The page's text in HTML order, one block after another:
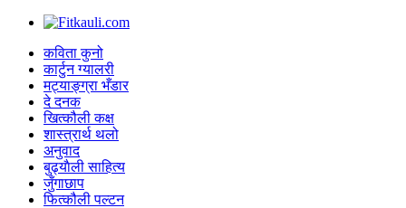
कविता कुनो
कार्टुन ग्यालरी
मट्याङ्ग्रा भँडार
दे दनक
खित्कौली कक्ष
शास्त्रार्थ थलो
अनुवाद
बुढ्याैली साहित्य
जुँगाछाप
फित्कौली पल्टन